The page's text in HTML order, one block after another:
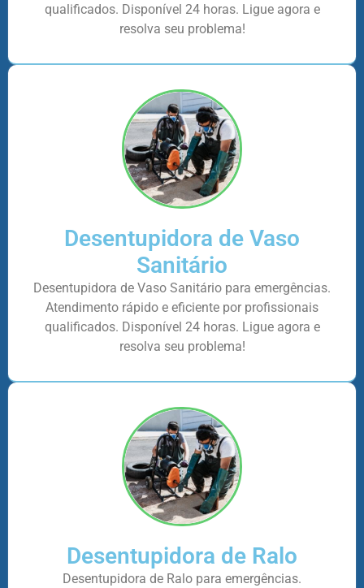
qualificados. Disponível 24 horas. Ligue agora e
resolva seu problema!
Desentupidora de Vaso
Sanitário
Desentupidora de Vaso Sanitário para emergências.
Atendimento rápido e eficiente por profissionais
qualificados. Disponível 24 horas. Ligue agora e
resolva seu problema!
Desentupidora de Ralo
Desentupidora de Ralo para emergências.